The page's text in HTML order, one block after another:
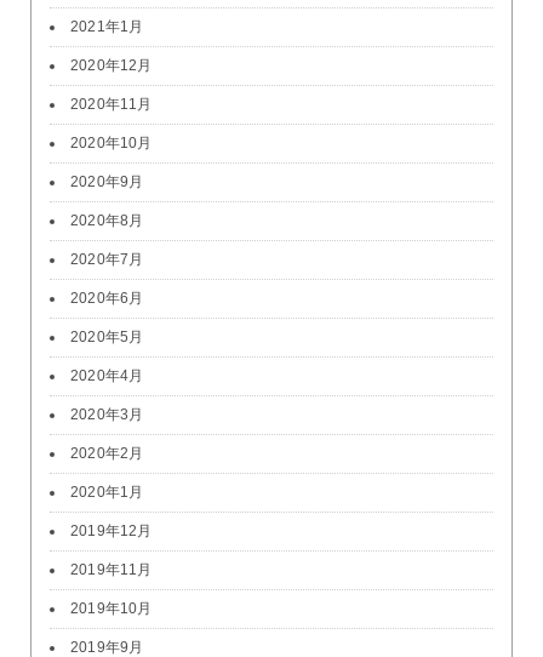
2021年1月
2020年12月
2020年11月
2020年10月
2020年9月
2020年8月
2020年7月
2020年6月
2020年5月
2020年4月
2020年3月
2020年2月
2020年1月
2019年12月
2019年11月
2019年10月
2019年9月